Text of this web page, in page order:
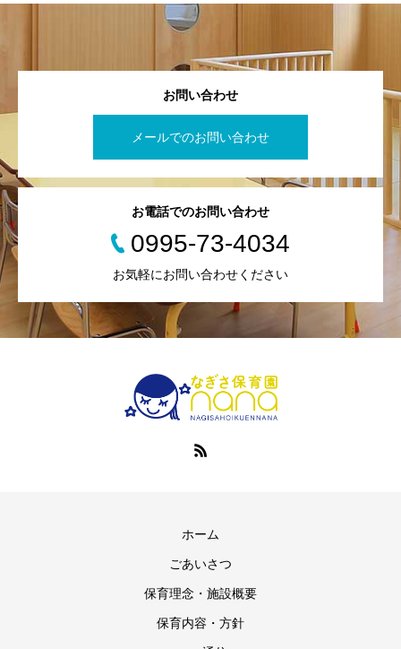
お問い合わせ
メールでのお問い合わせ
お電話でのお問い合わせ
0995-73-4034
お気軽にお問い合わせください
ホーム
ごあいさつ
保育理念・施設概要
保育内容・方針